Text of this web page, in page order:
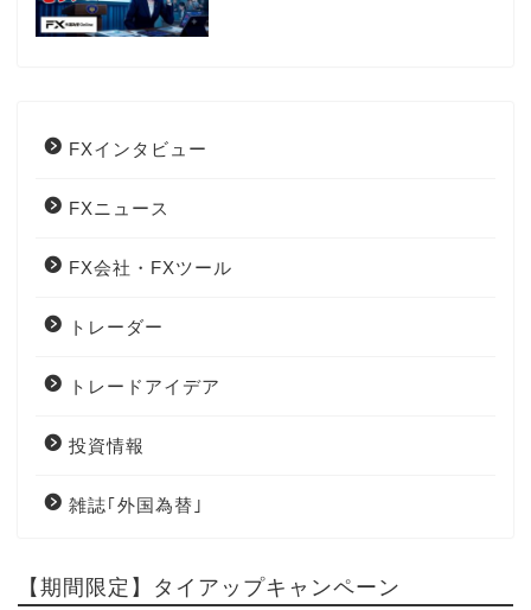
FXインタビュー
FXニュース
FX会社・FXツール
トレーダー
トレードアイデア
投資情報
雑誌｢外国為替｣
【期間限定】タイアップキャンペーン